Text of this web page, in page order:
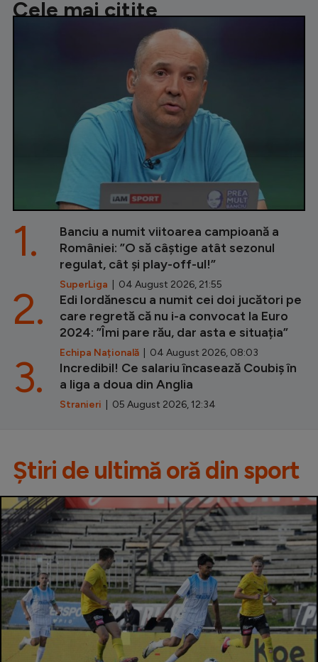
Cele mai citite
Banciu a numit viitoarea campioană a
României: ”O să câștige atât sezonul
regulat, cât și play-off-ul!”
SuperLiga | 04 August 2026, 21:55
1.
Edi Iordănescu a numit cei doi jucători pe
care regretă că nu i-a convocat la Euro
2024: ”Îmi pare rău, dar asta e situația”
Echipa Națională | 04 August 2026, 08:03
2.
Incredibil! Ce salariu încasează Coubiș în
a liga a doua din Anglia
Stranieri | 05 August 2026, 12:34
3.
Știri de ultimă oră din sport